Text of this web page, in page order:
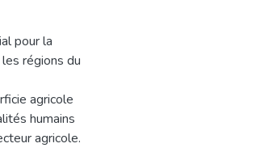
pour la
régions du
agricole
humains
agricole.